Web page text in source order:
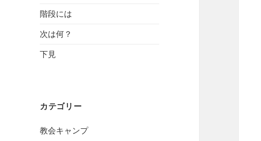
階段には
次は何？
下見
カテゴリー
教会キャンプ